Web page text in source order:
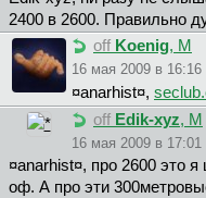
2400 в 2600. Правильно
off Koenig, М
16 мая 2009 в 16:16
¤anarhist¤,
off Edik-xyz, М
16 мая 2009 в 17:01
¤anarhist¤, про 2600 это
оф. А про эти